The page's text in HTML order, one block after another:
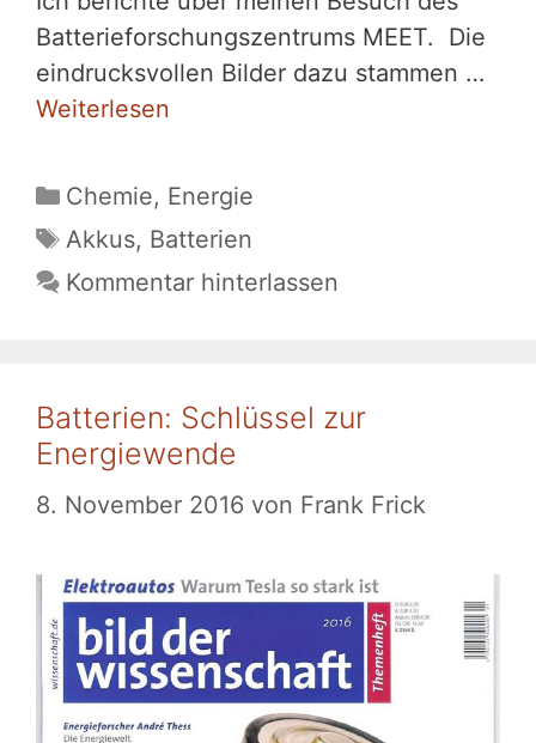
Batterieforschungszentrums MEET. Die
eindrucksvollen Bilder dazu stammen …
Weiterlesen
Kategorien
Chemie, Energie
Schlagwörter
Akkus, Batterien
Kommentar hinterlassen
Batterien: Schlüssel zur
Energiewende
8. November 2016 von Frank Frick